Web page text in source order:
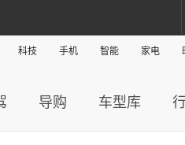
科技 手机 智能 家电
导购 车型库